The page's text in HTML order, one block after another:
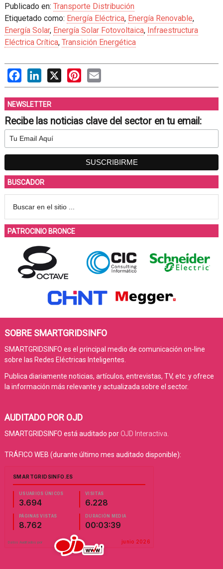
Publicado en: Transporte Distribución
Etiquetado como: Energía Eléctrica, Energía Renovable,
Energía Solar, Energía Solar Fotovoltaica, Infraestructura
Eléctrica Crítica, Transición Energética
FacebookLinkedIn
X PinterestEmail
NEWSLETTER
Recibe las noticias clave del sector en tu email:
BUSCADOR
PATROCINIO BRONCE
SOBRE SMARTGRIDSINFO
SMARTGRIDSINFO es el principal medio de comunicación on-line
sobre las Redes Eléctricas Inteligentes.
Publica diariamente noticias, artículos, entrevistas, TV, etc. y ofrece
la información más relevante y actualizada sobre el sector.
AUDITADO POR OJD
SMARTGRIDSINFO está auditado por OJD Interactiva.
TRÁFICO WEB (durante último mes auditado disponible):